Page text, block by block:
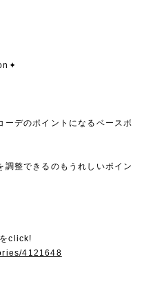
ーデのポイントになるベースボ
整できるのもうれしいポイン
click!
4121648